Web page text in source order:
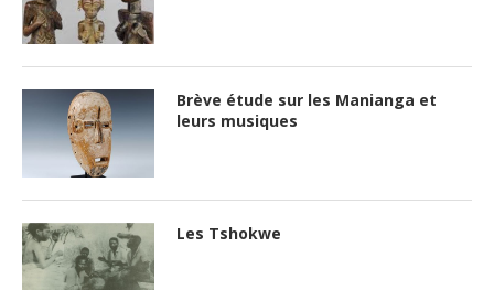
Brève étude sur les Manianga et
leurs musiques
Les Tshokwe